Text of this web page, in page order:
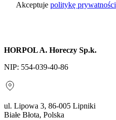
Akceptuje politykę prywatności
HORPOL A. Horeczy Sp.k.
NIP: 554-039-40-86
ul. Lipowa 3, 86-005 Lipniki
Białe Błota, Polska